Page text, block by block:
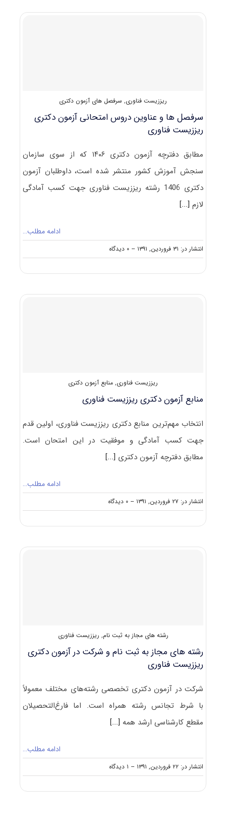
۹۷
ریززیست فناوری, سرفصل های آزمون دکتری
سرفصل ها و عناوین دروس امتحانی آزمون دکتری
ریززیست فناوری
مطابق دفترچه آزمون دکتری ۱۴۰۶ که از سوی سازمان
سنجش آموزش کشور منتشر شده است، داوطلبان آزمون
دکتری 1406 رشته ریززیست فناوری جهت کسب آمادگی
لازم[...]
ادامه مطلب…
انتشار در: ۳۱ فروردین, ۱۳۹۱ -- ۰ دیدگاه
on
سرفصل
دروس
ریززیست فناوری, منابع آزمون دکتری
منابع آزمون دکتری ریززیست فناوری
انتخاب مهم‌ترین منابع دکتری ریززیست فناوری، اولین قدم
جهت کسب آمادگی و موفقیت در این امتحان است.
مطابق دفترچه آزمون دکتری [...]
ادامه مطلب…
انتشار در: ۲۷ فروردین, ۱۳۹۱ -- ۰ دیدگاه
on
منابع
فناوری
رشته های مجاز به ثبت نام, ریززیست فناوری
رشته های مجاز به ثبت نام و شرکت در آزمون دکتری
ریززیست فناوری
شرکت در آزمون دکتری تخصصی رشته‌های مختلف معمولاً
با شرط تجانس رشته همراه است. اما فارغ‌التحصیلان
مقطع کارشناسی ارشد همه [...]
ادامه مطلب…
انتشار در: ۲۲ فروردین, ۱۳۹۱ -- ۱ دیدگاه
on
رشته